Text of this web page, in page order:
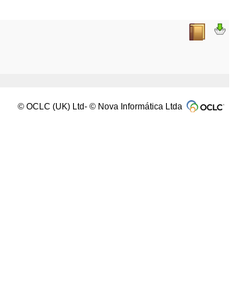
© OCLC (UK) Ltd- © Nova Informática Ltda